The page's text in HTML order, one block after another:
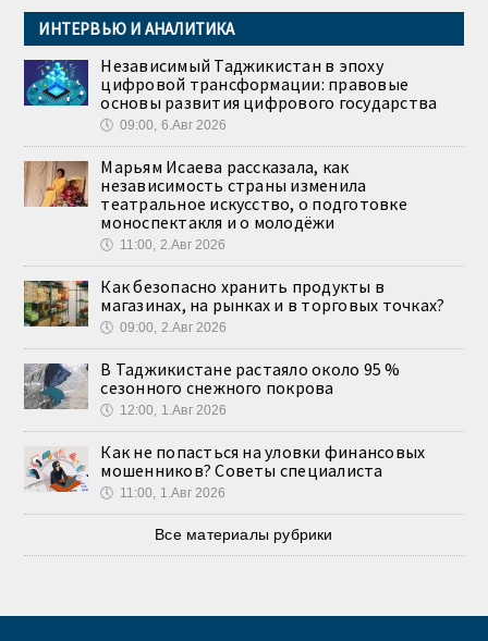
ИНТЕРВЬЮ И АНАЛИТИКА
Независимый Таджикистан в эпоху
цифровой трансформации: правовые
основы развития цифрового государства
🕔 09:00, 6.Авг 2026
Марьям Исаева рассказала, как
независимость страны изменила
театральное искусство, о подготовке
моноспектакля и о молодёжи
🕔 11:00, 2.Авг 2026
Как безопасно хранить продукты в
магазинах, на рынках и в торговых точках?
🕔 09:00, 2.Авг 2026
В Таджикистане растаяло около 95 %
сезонного снежного покрова
🕔 12:00, 1.Авг 2026
Как не попасться на уловки финансовых
мошенников? Советы специалиста
🕔 11:00, 1.Авг 2026
Все материалы рубрики